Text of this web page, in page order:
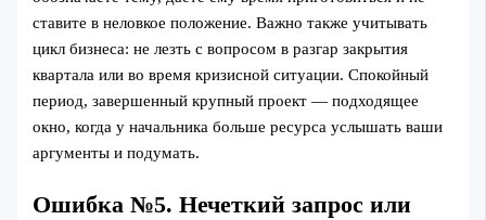
ставите в неловкое положение. Важно также учитывать
цикл бизнеса: не лезть с вопросом в разгар закрытия
квартала или во время кризисной ситуации. Спокойный
период, завершенный крупный проект — подходящее
окно, когда у начальника больше ресурса услышать ваши
аргументы и подумать.
Ошибка №5. Нечеткий запрос или